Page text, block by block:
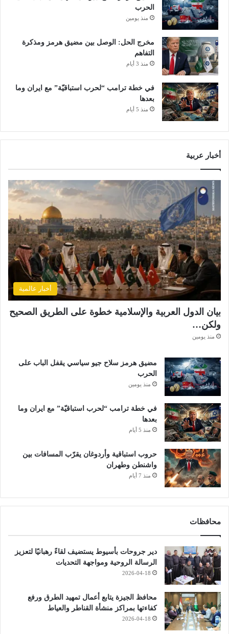
الحرب
منذ يومين
مخرج الحل: الوصل بين مضيق هرمز ومذكرة
التفاهم
منذ 3 أيام
في خطة ترامب “لحرب استباقيّة” مع ايران وما
بعدها
منذ 5 أيام
أخبار عربية
أخبار عالمية
بيان الدول العربية والإسلامية خطوة على الطريق الصحيح
ولكن…
منذ يومين
مضيق هرمز سلاح جيو سياسي يقفل الباب على
الحرب
منذ يومين
في خطة ترامب “لحرب استباقيّة” مع ايران وما
بعدها
منذ 5 أيام
حروب استباقية وأردوغان يقرّب المسافات بين
واشنطن وطهران
منذ 7 أيام
محافظات
دير جروحات بأسيوط يستضيف لقاءً رهبانيًا لتعزيز
الرسالة الروحية ومواجهة التحديات
2026-04-18
محافظ الجيزة يتابع أعمال تمهيد الطرق ورفع
كفاءتها بمراكز منشأة القناطر والعياط
2026-04-18